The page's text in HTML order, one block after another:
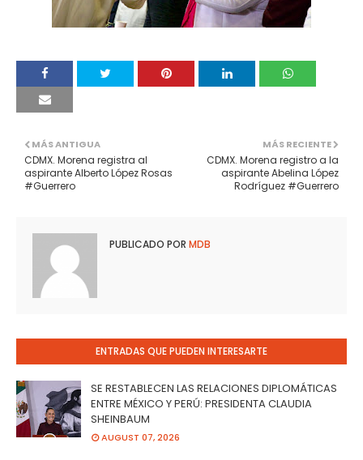
MÁS RECIENTE
CDMX. Morena registro a la
aspirante Abelina López
Rodríguez #Guerrero
MÁS ANTIGUA
CDMX. Morena registra al
aspirante Alberto López Rosas
#Guerrero
PUBLICADO POR MDB
ENTRADAS QUE PUEDEN INTERESARTE
SE RESTABLECEN LAS RELACIONES DIPLOMÁTICAS
ENTRE MÉXICO Y PERÚ: PRESIDENTA CLAUDIA
SHEINBAUM
AUGUST 07, 2026